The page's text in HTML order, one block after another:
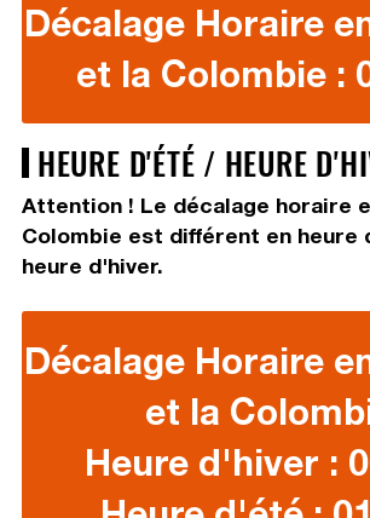
Décalage Horaire
et la Colombie :
HEURE D'ÉTÉ / HEURE
Attention ! Le décalage horaire
Colombie est différent en heure
heure d'hiver.
Décalage Horaire
et la
Heure d'hiver :